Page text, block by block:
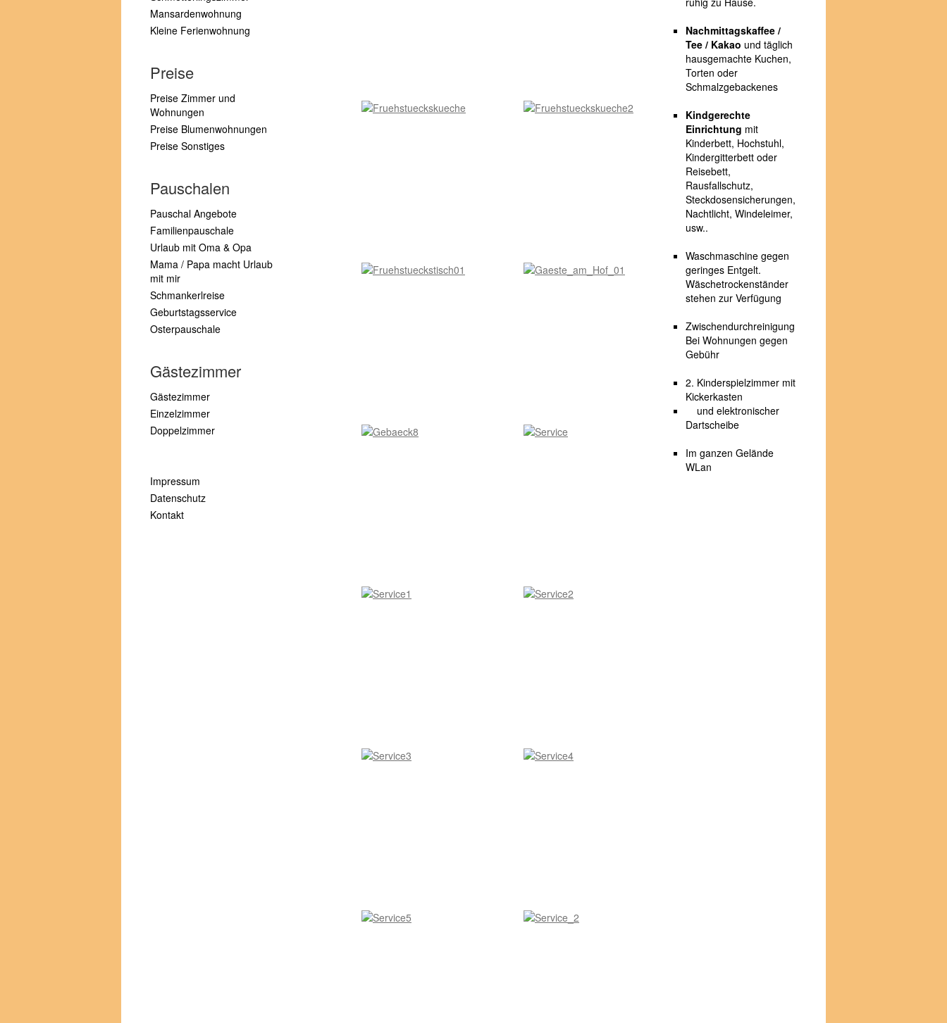
Mansardenwohnung
Kleine Ferienwohnung
Preise
Preise Zimmer und
Wohnungen
Preise Blumenwohnungen
Preise Sonstiges
Pauschalen
Pauschal Angebote
Familienpauschale
Urlaub mit Oma & Opa
Mama / Papa macht Urlaub
mit mir
Schmankerlreise
Geburtstagsservice
Osterpauschale
Gästezimmer
Gästezimmer
Einzelzimmer
Doppelzimmer
Impressum
Datenschutz
Kontakt
Nachmittagskaffee /
Tee / Kakao und täglich
hausgemachte Kuchen,
Torten oder
Schmalzgebackenes
Kindgerechte
Einrichtung mit
Kinderbett, Hochstuhl,
Kindergitterbett oder
Reisebett,
Rausfallschutz,
Steckdosensicherungen,
Nachtlicht, Windeleimer,
usw..
Waschmaschine gegen
geringes Entgelt.
Wäschetrockenständer
stehen zur Verfügung
Zwischendurchreinigung
Bei Wohnungen gegen
Gebühr
2. Kinderspielzimmer mit
Kickerkasten
und elektronischer
Dartscheibe
Im ganzen Gelände
WLan